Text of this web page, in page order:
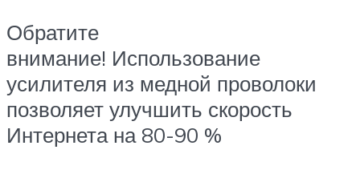
Обратите
внимание! Использование
усилителя из медной проволоки
позволяет улучшить скорость
Интернета на 80-90 %